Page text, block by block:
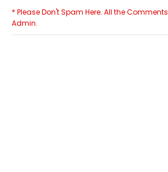
* Please Don't Spam Here. All the
Admin.